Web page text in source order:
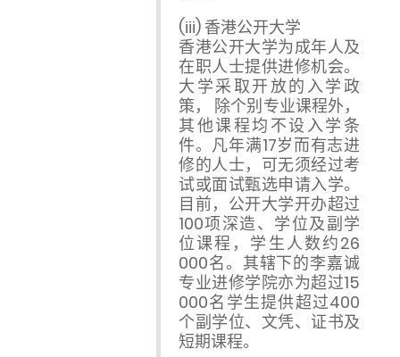
(iii) 香港公开大学
香港公开大学为成年人及
在职人士提供进修机会。
大学采取开放的入学政
策， 除个别专业课程外，
其他课程均不设入学条
件。凡年满17岁而有志进
修的人士，可无须经过考
试或面试甄选申请入学。
目前，公开大学开办超过
100项深造、学位及副学
位课程，学生人数约26
000名。其辖下的李嘉诚
专业进修学院亦为超过15
000名学生提供超过400
个副学位、文凭、证书及
短期课程。